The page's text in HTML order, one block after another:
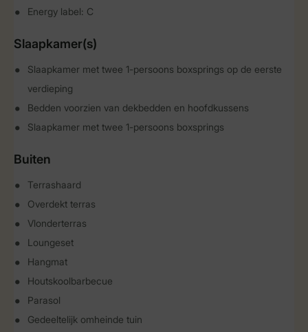
Energy label: C
Slaapkamer(s)
Slaapkamer met twee 1-persoons boxsprings op de eerste
verdieping
Bedden voorzien van dekbedden en hoofdkussens
Slaapkamer met twee 1-persoons boxsprings
Buiten
Terrashaard
Overdekt terras
Vlonderterras
Loungeset
Hangmat
Houtskoolbarbecue
Parasol
Gedeeltelijk omheinde tuin